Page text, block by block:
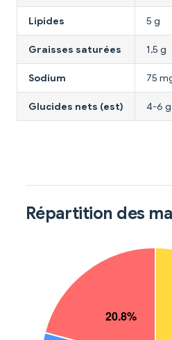
Lipides 5 g
Graisses saturées 1,5 g
Sodium 75
Glucides nets (est) 4-6 g
Répartition des